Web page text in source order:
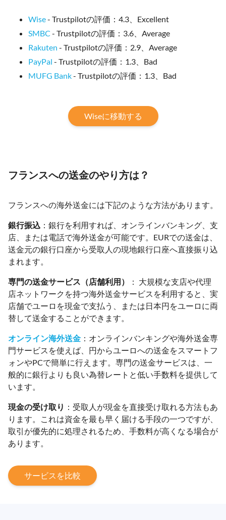
Wise- Trustpilotの評価：4.3、Excellent
SMBC - Trustpilotの評価：3.6、Average
Rakuten - Trustpilotの評価：2.9、Average
PayPal - Trustpilotの評価：1.3、Bad
MUFG Bank- Trustpilotの評価：1.3、Bad
Wiseに移動する
フランスへの送金のやり方は？
フランスへの海外送金には下記のような方法があります。
銀行振込 ：銀行を利用すれば、オンラインバンキング、支
店、または電話で海外送金が可能です。EURでの送金は、
送金元の銀行口座から受取人の現地銀行口座へ直接振り込
まれます。
専門の送金サービス（店舗利用）
： 大規模な支店や代理
店ネットワークを持つ海外送金サービスを利用すると、実
店舗でユーロを現金で支払う、または日本円をユーロに両
替して送金することができます。
オンライン海外送金 ：オンラインバンキングや海外送金専
門サービスを使えば、円からユーロへの送金をスマートフ
ォンやPCで簡単に行えます。専門の送金サービスは、一
般的に銀行よりも良い為替レートと低い手数料を提供して
います。
現金の受け取り ：受取人が現金を直接受け取れる方法もあ
ります。これは資金を最も早く届ける手段の一つですが、
取引が優先的に処理されるため、手数料が高くなる場合が
あります。
サービスを比較